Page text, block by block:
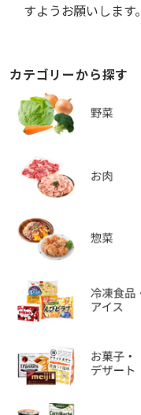
すようお願いします。
カテゴリーから探す